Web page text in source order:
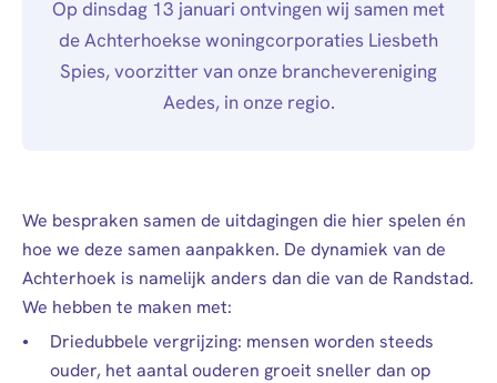
Personen (BRP)
Stukken van de
bewindvoerder
ondernemers
PIN-
verklaring
Hypotheekverklaring
Algemeen
Raad van
Commissarissen
Werken bij
Alle
vacatures
afstuderen
Arbeidsvoorwaarden
Contact
Mail 0900 - 9678
Op dinsdag 13 januari ontvingen wij samen met
de Achterhoekse woningcorporaties Liesbeth
Spies, voorzitter van onze branchevereniging
Aedes, in onze regio.
We bespraken samen de uitdagingen die hier spelen én
hoe we deze samen aanpakken. De dynamiek van de
Achterhoek is namelijk anders dan die van de Randstad.
We hebben te maken met:
Driedubbele vergrijzing: mensen worden steeds
ouder, het aantal ouderen groeit sneller dan op